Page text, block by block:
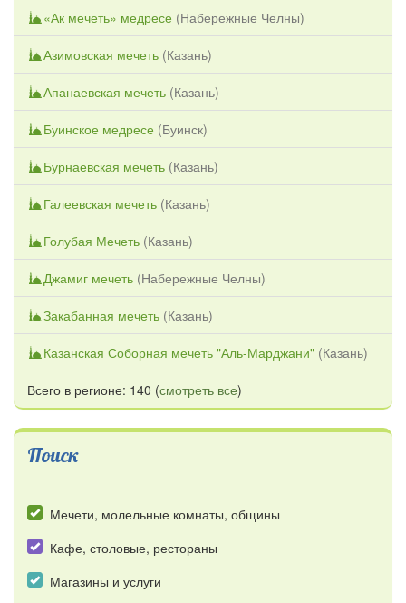
«Ак мечеть» медресе (Набережные Челны)
Азимовская мечеть (Казань)
Апанаевская мечеть (Казань)
Буинское медресе (Буинск)
Бурнаевская мечеть (Казань)
Галеевская мечеть (Казань)
Голубая Мечеть (Казань)
Джамиг мечеть (Набережные Челны)
Закабанная мечеть (Казань)
Казанская Соборная мечеть "Аль-Марджани" (Казань)
Всего в регионе: 140 (смотреть все)
Поиск
Мечети, молельные комнаты, общины
Кафе, столовые, рестораны
Магазины и услуги